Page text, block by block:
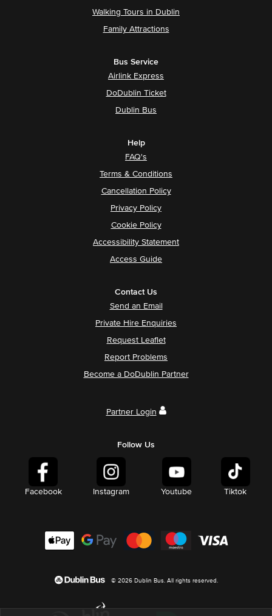
Walking Tours in Dublin
Family Attractions
Bus Service
Airlink Express
DoDublin Ticket
Dublin Bus
Help
FAQ's
Terms & Conditions
Cancellation Policy
Privacy Policy
Cookie Policy
Accessibility Statement
Access Guide
Contact Us
Send an Email
Private Hire Enquiries
Request Leaflet
Report Problems
Become a DoDublin Partner
Partner Login
Follow Us
Facebook Instagram Youtube Tiktok
© 2026 Dublin Bus. All rights reserved.